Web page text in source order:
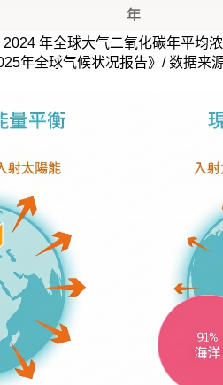
年全球大气二氧化碳年平均
年全球气候状况报告》/ 数据来